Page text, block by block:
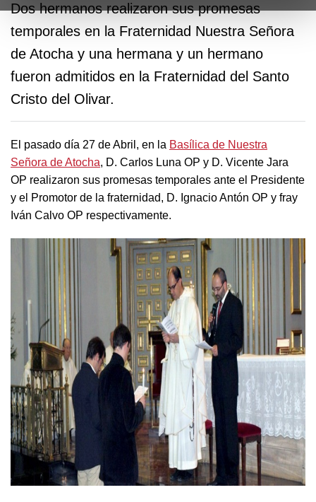
Dos hermanos realizaron sus promesas
temporales en la Fraternidad Nuestra Señora
de Atocha y una hermana y un hermano
fueron admitidos en la Fraternidad del Santo
Cristo del Olivar.
El pasado día 27 de Abril, en la Basílica de Nuestra
Señora de Atocha, D. Carlos Luna OP y D. Vicente Jara
OP realizaron sus promesas temporales ante el Presidente
y el Promotor de la fraternidad, D. Ignacio Antón OP y fray
Iván Calvo OP respectivamente.